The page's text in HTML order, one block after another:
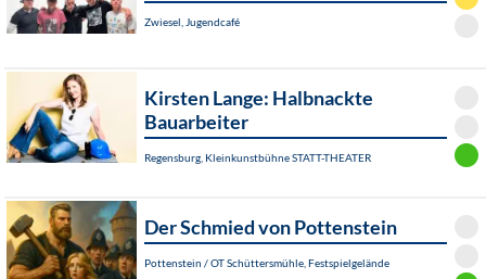
Zwiesel, Jugendcafé
Kirsten Lange: Halbnackte
Bauarbeiter
Regensburg, Kleinkunstbühne STATT-THEATER
Der Schmied von Pottenstein
Pottenstein / OT Schüttersmühle, Festspielgelände